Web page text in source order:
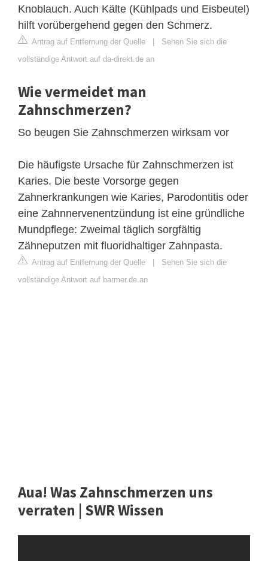
Knoblauch. Auch Kälte (Kühlpads und Eisbeutel)
hilft vorübergehend gegen den Schmerz.
Antrag auf Entfernung der Quelle
Sehen Sie sich die
vollständige Antwort auf da-direkt.de an
Wie vermeidet man
Zahnschmerzen?
So beugen Sie Zahnschmerzen wirksam vor
Die häufigste Ursache für Zahnschmerzen ist
Karies. Die beste Vorsorge gegen
Zahnerkrankungen wie Karies, Parodontitis oder
eine Zahnnervenentzündung ist eine gründliche
Mundpflege: Zweimal täglich sorgfältig
Zähneputzen mit fluoridhaltiger Zahnpasta.
Antrag auf Entfernung der Quelle
Sehen Sie sich die
vollständige Antwort auf barmer.de an
Aua! Was Zahnschmerzen uns
verraten | SWR Wissen